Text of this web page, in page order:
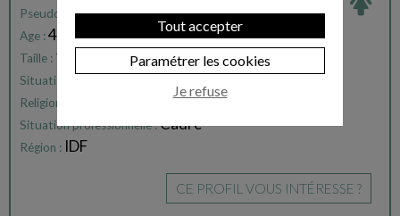
Pseudo : Marie
Age :41
Taille : 1,65
Situation familiale : célibataire
Religion :
Situation professionnelle :Cadre
Région : IDF
CE PROFIL VOUS INTÉRESSE ?
Tout accepter
Paramétrer les cookies
Je refuse